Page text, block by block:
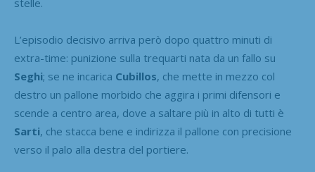
stelle.
L’episodio decisivo arriva però dopo quattro minuti di
extra-time: punizione sulla trequarti nata da un fallo su
Seghi; se ne incarica Cubillos, che mette in mezzo col
destro un pallone morbido che aggira i primi difensori e
scende a centro area, dove a saltare più in alto di tutti è
Sarti, che stacca bene e indirizza il pallone con precisione
verso il palo alla destra del portiere.